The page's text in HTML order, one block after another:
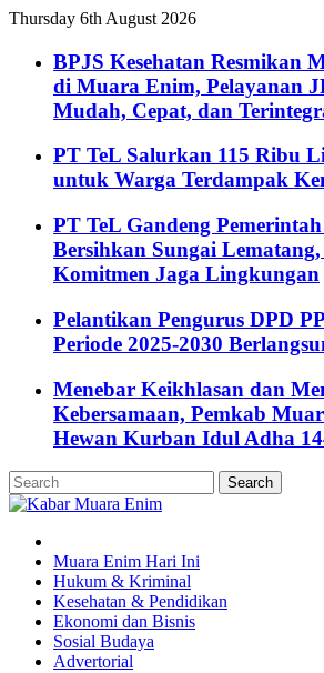
Thursday 6th August 2026
BPJS Kesehatan Resmikan
di Muara Enim, Pelayanan
Mudah, Cepat, dan
PT TeL Salurkan 115 Ribu
untuk Warga Terdampak
PT TeL Gandeng
Bersihkan Sungai
Komitmen Jaga Lingkungan
Pelantikan Pengurus DPD
Periode 2025-2030
Menebar Keikhlasan dan
Kebersamaan, Pemkab
Hewan Kurban Idul Adha
Muara Enim Hari Ini
Hukum & Kriminal
Kesehatan & Pendidikan
Ekonomi dan Bisnis
Sosial Budaya
Advertorial